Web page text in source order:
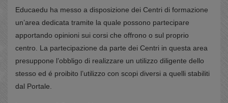
Educaedu ha messo a disposizione dei Centri di formazione
un’area dedicata tramite la quale possono partecipare
apportando opinioni sui corsi che offrono o sul proprio
centro. La partecipazione da parte dei Centri in questa area
presuppone l’obbligo di realizzare un utilizzo diligente dello
stesso ed é proibito l’utilizzo con scopi diversi a quelli stabiliti
dal Portale.